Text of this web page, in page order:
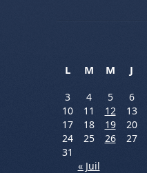
L
M M J
3
4 5 6
10
11 12 13
17
18 19 20
24
25 26 27
31
« Juil